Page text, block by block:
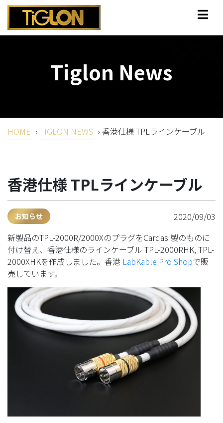
Tiglon News
HOME › TIGLON NEWS › 香港仕様 TPLラインケーブル
香港仕様 TPLラインケーブル
お知らせ
2020/09/03
新製品のTPL-2000R/2000XのプラグをCardas 製のものに
付け替え、香港仕様のラインケーブル TPL-2000RHK, TPL-
2000XHKを作成しました。香港 LabKable Pro Shopで販
売しています。